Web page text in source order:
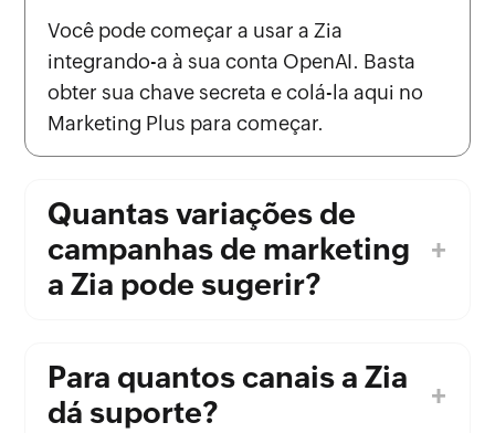
Você pode começar a usar a Zia
integrando-a à sua conta OpenAI. Basta
obter sua chave secreta e colá-la aqui no
Marketing Plus para começar.
Quantas variações de
campanhas de marketing
a Zia pode sugerir?
Para quantos canais a Zia
dá suporte?